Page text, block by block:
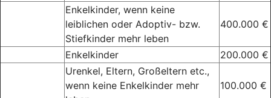
Enkelkinder, wenn keine
leiblichen oder Adoptiv- bzw.
Stiefkinder mehr leben
400.000 €
Enkelkinder
200.000 €
Urenkel, Eltern, Großeltern etc.,
wenn keine Enkelkinder mehr
100.000 €